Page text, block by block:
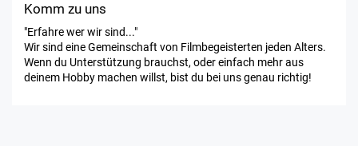
Komm zu uns
"Erfahre wer wir sind..."
Wir sind eine Gemeinschaft von Filmbegeisterten jeden Alters.
Wenn du Unterstützung brauchst, oder einfach mehr aus
deinem Hobby machen willst, bist du bei uns genau richtig!